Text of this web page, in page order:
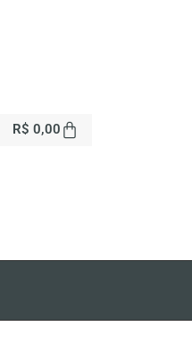
R$ 0,00